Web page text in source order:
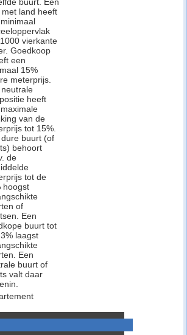
met land heeft
vierkante
Goedkoop
een
15%
meterprijs.
neutrale
heeft
van de
tot 15%.
dure buurt (of
behoort
de
tot de
hoogst
of
Een
buurt tot
laagst
Een
buurt of
valt daar